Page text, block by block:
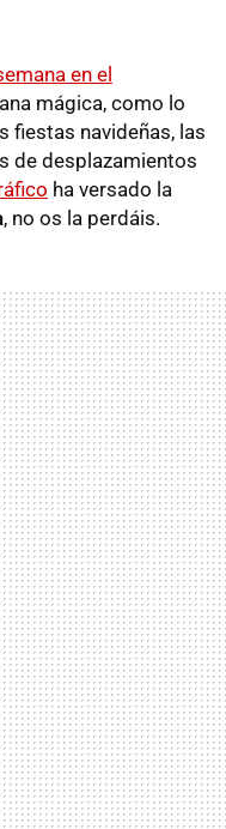
en el
mágica, como lo
fiestas navideñas, las
de desplazamientos
ha versado la
, no os la perdáis.